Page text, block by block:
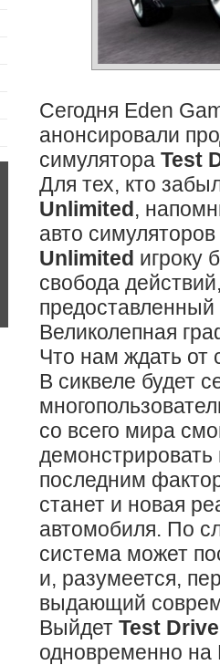
Сегодня Eden
анонсировали
симулятора Test
Для тех, кто
Unlimited,
авто
Unlimited игроку
свобода
Великолепная
Что нам ждать от
В сиквеле будет
со всего мира
последним
станет и новая
автомобиля. По
система может
и, разумеется,
выдающий
Выйдет Test
одновременно